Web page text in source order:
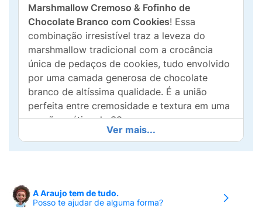
Marshmallow Cremoso & Fofinho de
Chocolate Branco com Cookies! Essa
combinação irresistível traz a leveza do
marshmallow tradicional com a crocância
única de pedaços de cookies, tudo envolvido
por uma camada generosa de chocolate
branco de altíssima qualidade. É a união
perfeita entre cremosidade e textura em uma
porção prática de 30g.
Destaques e Benefícios:
na alimentação sem abrir mão do sabor de
um doce de verdade.
Ver mais...
A Araujo tem de tudo.
Posso te ajudar de alguma forma?